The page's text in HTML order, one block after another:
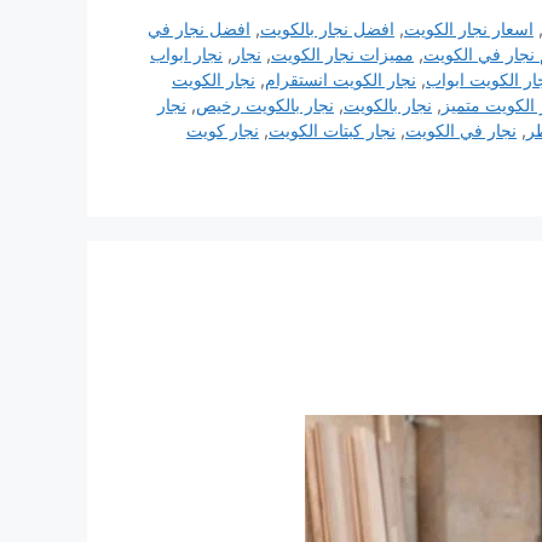
, اسعار نجار الكويت, افضل نجار بالكويت, افضل نجار في
نجار في الكويت, مميزات نجار الكويت, نجار , نجار ابواب
الكويت ابواب, نجار الكويت انستقرام, نجار الكويت
الكويت متميز , نجار بالكويت, نجار بالكويت رخيص, نجار
, نجار في الكويت, نجار كبتات الكويت, نجار كويت